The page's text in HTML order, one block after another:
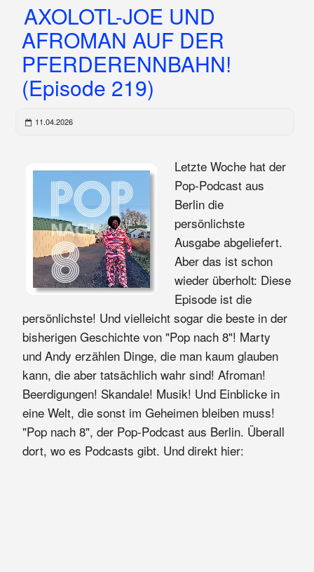
AXOLOTL-JOE UND
AFROMAN AUF DER
PFERDERENNBAHN!
(Episode 219)
11.04.2026
Letzte Woche hat der
Pop-Podcast aus
Berlin die
persönlichste
Ausgabe abgeliefert.
Aber das ist schon
wieder überholt: Diese
Episode ist die
persönlichste! Und vielleicht sogar die beste in der
bisherigen Geschichte von "Pop nach 8"! Marty
und Andy erzählen Dinge, die man kaum glauben
kann, die aber tatsächlich wahr sind! Afroman!
Beerdigungen! Skandale! Musik! Und Einblicke in
eine Welt, die sonst im Geheimen bleiben muss!
"Pop nach 8", der Pop-Podcast aus Berlin. Überall
dort, wo es Podcasts gibt. Und direkt hier: